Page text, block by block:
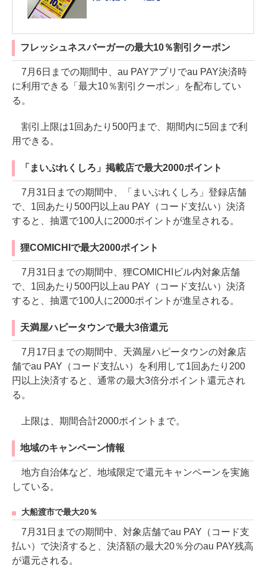
フレッシュネスバーガーの最大10％割引クーポン
7月6日までの期間中、au PAYアプリでau PAY決済時
に利用できる「最大10％割引クーポン」を配布してい
る。
割引上限は1回あたり500円まで、期間内に5回まで利
用できる。
「まいぷれくしろ」掲載店で最大2000ポイント
7月31日までの期間中、「まいぷれくしろ」登録店舗
で、1回あたり500円以上au PAY（コード支払い）決済
すると、抽選で100人に2000ポイントが進呈される。
狸COMICHIで最大2000ポイント
7月31日までの期間中、狸COMICHIビル内対象店舗
で、1回あたり500円以上au PAY（コード支払い）決済
すると、抽選で100人に2000ポイントが進呈される。
天満屋ハピータウンで最大3倍還元
7月17日までの期間中、天満屋ハピータウンの対象店
舗でau PAY（コード支払い）を利用して1回あたり200
円以上決済すると、通常の最大3倍分ポイント還元され
る。
上限は、期間合計2000ポイントまで。
地域のキャンペーン情報
地方自治体など、地域限定で還元キャンペーンを実施
している。
大船渡市で最大20％
7月31日までの期間中、対象店舗でau PAY（コード支
払い）で決済すると、決済額の最大20％分のau PAY残高
が還元される。